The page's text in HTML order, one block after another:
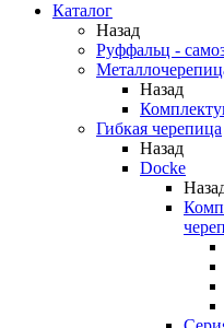
Каталог
Назад
Руффальц -
Назад
Гибкая черепица
Назад
Docke